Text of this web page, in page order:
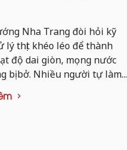
Nha Trang đòi hỏi kỹ
lý thịt khéo léo để thành
độ dai giòn, mọng nước
bị bở. Nhiều người tự làm...